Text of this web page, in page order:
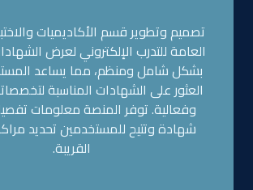
تصميم وتطوير قسم الأكاديميات
العامة للتدرب الإلكتروني لعرض
بشكل شامل ومنظم، مما يساعد
العثور على الشهادات المناسبة
وفعالية. توفر المنصة معلومات
شهادة وتتيح للمستخدمين تحديد مراكز
القريبة.